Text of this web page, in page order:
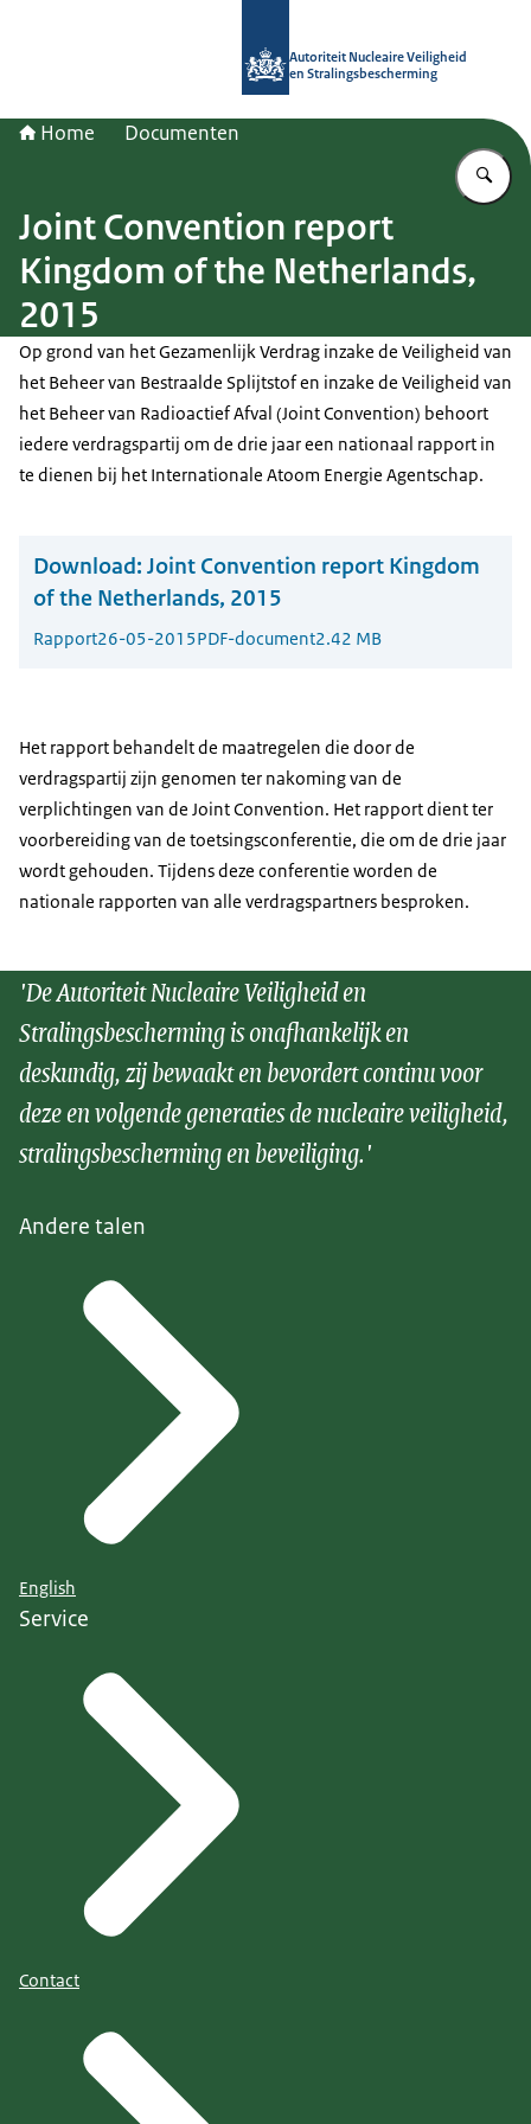
Autoriteit Nucleaire Veiligheid
en Stralingsbescherming
Home Documenten
Joint Convention report
Kingdom of the Netherlands,
2015
Op grond van het Gezamenlijk Verdrag inzake de Veiligheid van
het Beheer van Bestraalde Splijtstof en inzake de Veiligheid van
het Beheer van Radioactief Afval (Joint Convention) behoort
iedere verdragspartij om de drie jaar een nationaal rapport in
te dienen bij het Internationale Atoom Energie Agentschap.
Download: Joint Convention report Kingdom
of the Netherlands, 2015
Rapport26-05-2015PDF-document2.42 MB
Het rapport behandelt de maatregelen die door de
verdragspartij zijn genomen ter nakoming van de
verplichtingen van de Joint Convention. Het rapport dient ter
voorbereiding van de toetsingsconferentie, die om de drie jaar
wordt gehouden. Tijdens deze conferentie worden de
nationale rapporten van alle verdragspartners besproken.
'De Autoriteit Nucleaire Veiligheid en
Stralingsbescherming is onafhankelijk en
deskundig, zij bewaakt en bevordert continu voor
deze en volgende generaties de nucleaire veiligheid,
stralingsbescherming en beveiliging.'
Andere talen
English
Service
Contact